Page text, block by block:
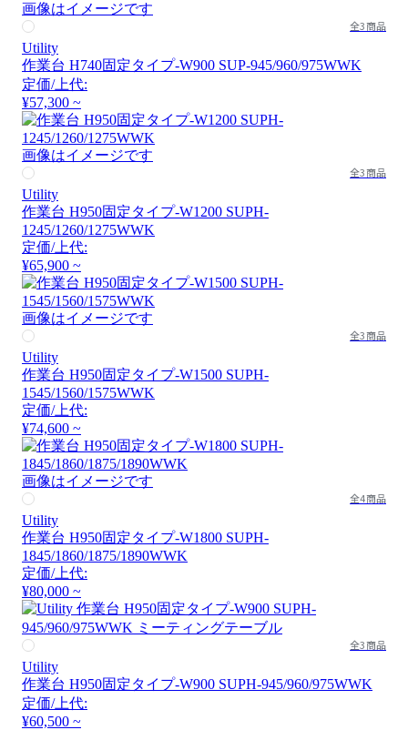
画像はイメージです
全3商品
Utility
作業台 H740固定タイプ-W900 SUP-945/960/975WWK
定価/上代:
¥57,300 ~
画像はイメージです
全3商品
Utility
作業台 H950固定タイプ-W1200 SUPH-
1245/1260/1275WWK
定価/上代:
¥65,900 ~
画像はイメージです
全3商品
Utility
作業台 H950固定タイプ-W1500 SUPH-
1545/1560/1575WWK
定価/上代:
¥74,600 ~
画像はイメージです
全4商品
Utility
作業台 H950固定タイプ-W1800 SUPH-
1845/1860/1875/1890WWK
定価/上代:
¥80,000 ~
全3商品
Utility
作業台 H950固定タイプ-W900 SUPH-945/960/975WWK
定価/上代:
¥60,500 ~